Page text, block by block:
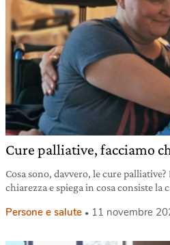
Cure palliative, facciamo
Cosa sono, davvero, le cure
chiarezza e spiega in cosa consiste la
Persone e salute 11 novembre